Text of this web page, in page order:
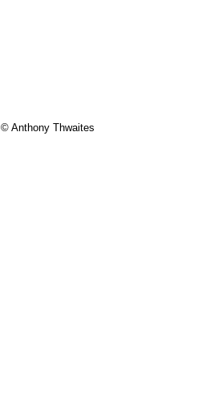
© Anthony Thwaites